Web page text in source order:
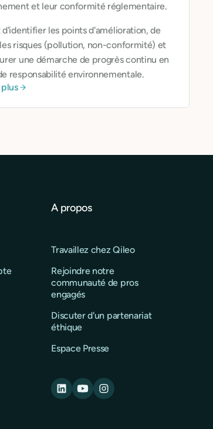
et leur conformité réglementaire.
les points d'amélioration, de
risques (pollution, non-conformité) et
une démarche de progrès continu en
responsabilité environnementale.
plus
A propos
Travaillez chez Qileo
Rejoindre notre
communauté de pros
engagés
Discuter d'un partenariat
éthique
Espace Presse